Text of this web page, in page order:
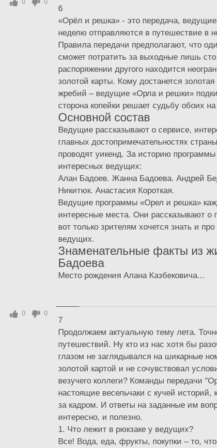
6
«Орёл и решка» - это передача,
неделю отправляются в путешествие в
Правила передачи предполагают, что
сможет потратить за выходные лишь
распоряжении другого находится
золотой карты. Кому достанется золотая
жребий – ведущие «Орла и решки»
сторона копейки решает судьбу обоих
Основной состав
Ведущие рассказывают о сервисе,
главных достопримечательностях
проводят уикенд. За историю
интересных ведущих:
Алан Бадоев. Жанна Бадоева. Андрей
Никитюк. Анастасия Короткая.
Ведущие программы «Орел и решка»
интересные места. Они рассказывают о
вот только зрителям хочется знать и
ведущих.
Знаменательные факты из
Бадоева
Место рождения Алана Казбековича...
0 0
7
Продолжаем актуальную тему лета.
путешествий. Ну кто из нас хотя бы
глазом не заглядывался на шикарные
золотой картой и не сочувствовал
везучего коллеги? Команды передачи
настоящие весельчаки с кучей историй,
за кадром. И ответы на заданные им
интересно, и полезно.
1. Что лежит в рюкзаке у ведущих?
Все! Вода, еда, фрукты, покупки – то,
0 0